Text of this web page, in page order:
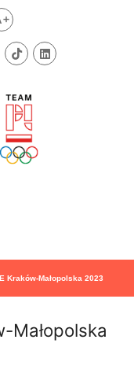
czcionka
Większa czcionka
Kraków-Małopolska 2023
Małopolska